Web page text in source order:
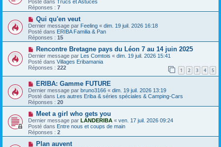
e
s
s
a
g
e
v
e
a
m
e
s
s
a
g
e
Posté dans Trucs et Astuces
Réponses : 7
N
o
u
v
e
a
u
m
e
s
s
a
g
e
Qui qu'en veut
Dernier message par Feeling « dim. 19 juil. 2026 16:18
Posté dans ERIBA Familia & Pan
Réponses : 15
N
o
u
v
e
a
m
e
s
s
a
g
e
Rencontre Bretagne pays du Léon 7 au 14 juin 2025
Dernier message par Les Comtois « dim. 19 juil. 2026 15:41
Posté dans Villages Eribamania
Réponses : 222 1 2 3 4 5
N
o
u
v
e
a
u
m
e
s
s
ERIBA: Gamme FUTURE
Dernier message par bruno3166 « dim. 19 juil. 2026 13:19
Posté dans Les autres Eriba & séries spéciales & Camping-Cars
Réponses : 20
N
o
u
v
e
a
Meet a girl who gets you
Dernier message par LANDERIBA « ven. 17 juil. 2026 09:24
Posté dans Entre nous et coups de main
Réponses : 2
NPlan auvent